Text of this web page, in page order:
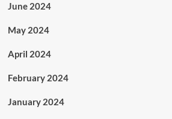
June 2024
May 2024
April 2024
February 2024
January 2024